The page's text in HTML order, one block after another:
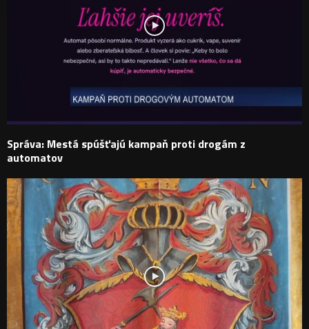
Správa: Mestá spúšťajú kampaň proti drogám z
automatov